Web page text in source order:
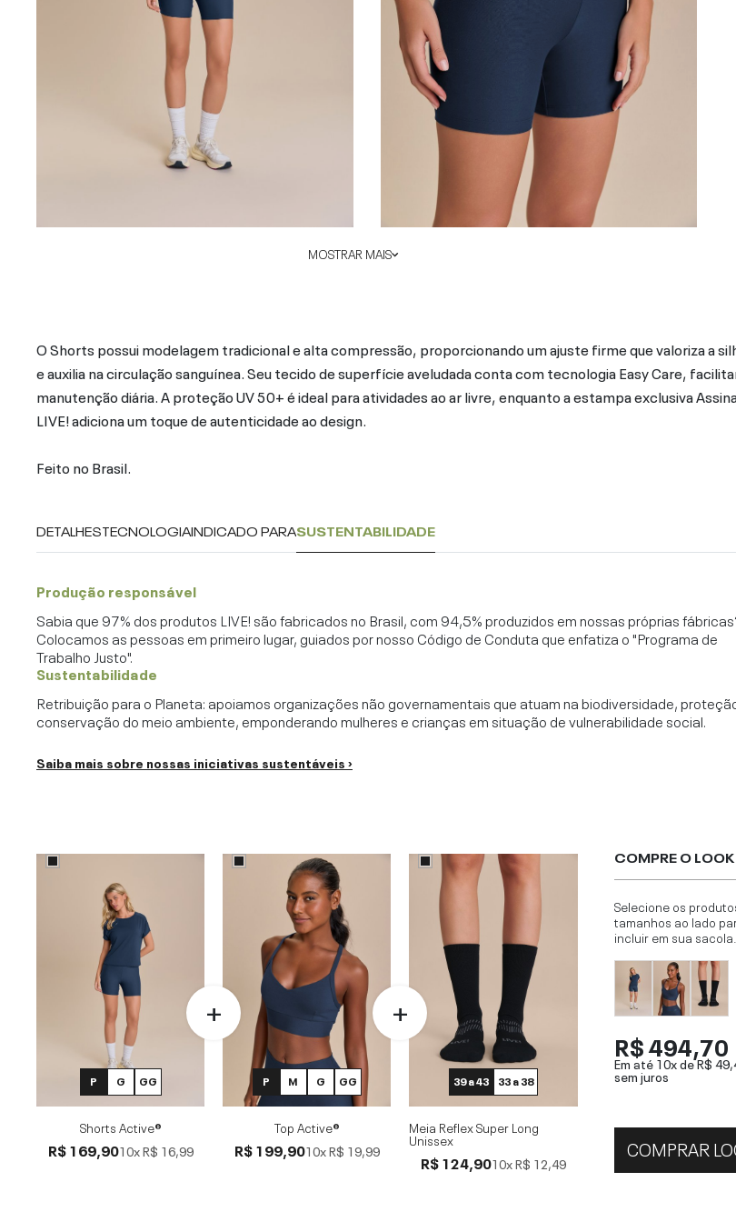
MOSTRAR MAIS
O Shorts possui modelagem tradicional e alta compressão, proporcionando um ajuste firme que valoriza a
e auxilia na circulação sanguínea. Seu tecido de superfície aveludada conta com tecnologia Easy Care,
manutenção diária. A proteção UV 50+ é ideal para atividades ao ar livre, enquanto a estampa exclusiva
LIVE! adiciona um toque de autenticidade ao design.
Feito no Brasil.
DETALHESTECNOLOGIAINDICADO PARASUSTENTABILIDADE
Produção responsável
Sabia que 97% dos produtos LIVE! são fabricados no Brasil, com 94,5% produzidos em nossas próprias
Colocamos as pessoas em primeiro lugar, guiados por nosso Código de Conduta que enfatiza o "Programa de
Trabalho Justo".
Sustentabilidade
Retribuição para o Planeta: apoiamos organizações não governamentais que atuam na biodiversidade,
conservação do meio ambiente, emponderando mulheres e crianças em situação de vulnerabilidade social.
Saiba mais sobre nossas iniciativas sustentáveis ›
P G GG
Shorts Active®
R$ 169,9010xR$ 16,99
P M G GG
Top Active®
R$ 199,9010xR$ 19,99
39 a 43 33 a 38
Meia Reflex Super Long
Unissex
R$ 124,9010xR$ 12,49
COMPRE O LOOK
Selecione os
tamanhos ao lado
incluir em sua sacola.
R$ 494,70
Em até 10x deR$
sem juros
COMPRAR